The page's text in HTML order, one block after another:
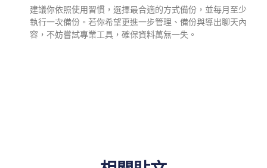
建議你依照使用習慣，選擇最合適的方式備份，並每月至少
執行一次備份。若你希望更進一步管理、備份與導出聊天內
容，不妨嘗試專業工具，確保資料萬無一失。